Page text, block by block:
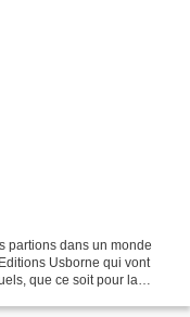
partions dans un monde
Usborne qui vont
que ce soit pour la